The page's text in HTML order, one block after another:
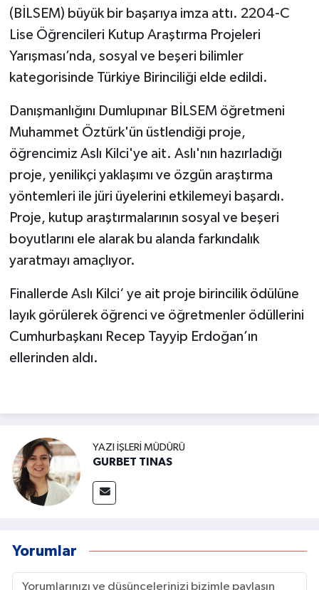
(BİLSEM) büyük bir başarıya imza attı. 2204-C
Lise Öğrencileri Kutup Araştırma Projeleri
Yarışması’nda, sosyal ve beşeri bilimler
kategorisinde Türkiye Birinciliği elde edildi.
Danışmanlığını Dumlupınar BİLSEM öğretmeni
Muhammet Öztürk'ün üstlendiği proje,
öğrencimiz Aslı Kilci'ye ait. Aslı'nın hazırladığı
proje, yenilikçi yaklaşımı ve özgün araştırma
yöntemleri ile jüri üyelerini etkilemeyi başardı.
Proje, kutup araştırmalarının sosyal ve beşeri
boyutlarını ele alarak bu alanda farkındalık
yaratmayı amaçlıyor.
Finallerde Aslı Kilci‘ ye ait proje birincilik ödülüne
layık görülerek öğrenci ve öğretmenler ödüllerini
Cumhurbaşkanı Recep Tayyip Erdoğan’ın
ellerinden aldı.
YAZI İŞLERI MÜDÜRÜ
GURBET TINAS
Yorumlar